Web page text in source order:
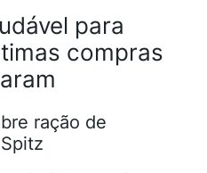
para
compras
ração de